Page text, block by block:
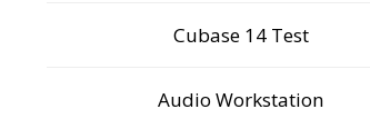
Cubase 14 Test
Audio Workstation